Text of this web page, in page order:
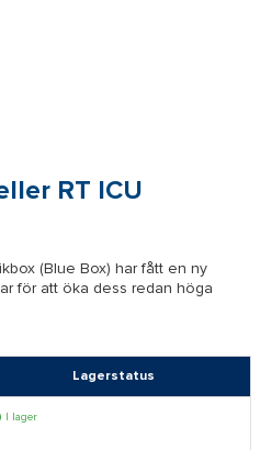
RT ICU
(Blue Box) har fått en ny
för att öka dess redan höga
Lagerstatus
I lager